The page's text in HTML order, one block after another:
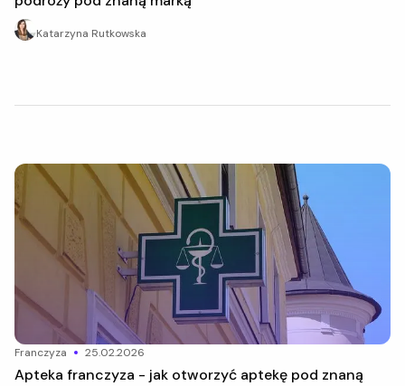
Katarzyna Rutkowska
franczyza 25.02.2026
Apteka franczyza - jak otworzyć aptekę pod znaną